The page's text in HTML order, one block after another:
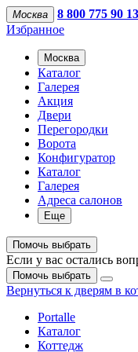
Москва
8 800 775 90 13
Избранное
Москва
Каталог
Галерея
Акция
Двери
Перегородки
Ворота
Конфигуратор
Каталог
Галерея
Адреса салонов
Еще
Помочь выбрать
Если у вас остались
Помочь выбрать
Вернуться к дверям в
Portalle
Каталог
Коттедж